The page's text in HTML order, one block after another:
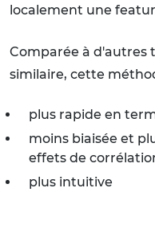
localement une
Comparée à d'autres
similaire, cette
plus rapide en
moins biaisée et
effets de
plus intuitive